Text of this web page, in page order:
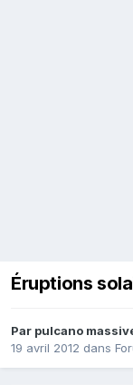
Éruptions
Par pulcano
19 avril 2012 dans